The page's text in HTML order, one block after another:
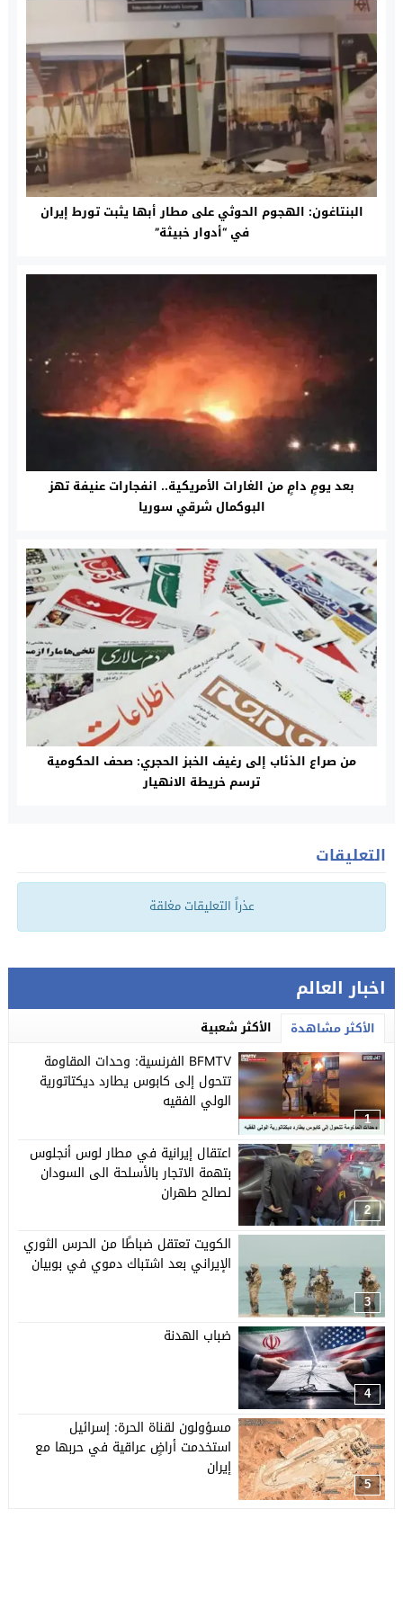
البنتاغون: الهجوم الحوثي على مطار أبها يثبت تورط إيران
في “أدوار خبيثة”
بعد يومٍ دامٍ من الغارات الأمريكية.. انفجارات عنيفة تهز
البوكمال شرقي سوريا
من صراع الذئاب إلى رغيف الخبز الحجري: صحف الحکومیة
ترسم خريطة الانهيار
التعليقات
عذراً التعليقات مغلقة
اخبار العالم
الأكثر مشاهدة الأكثر شعبية
1
BFMTV الفرنسية: وحدات المقاومة
تتحول إلى كابوس يطارد ديكتاتورية
الولي الفقيه
2
اعتقال إيرانية في مطار لوس أنجلوس
بتهمة الاتجار بالأسلحة الى السودان
لصالح طهران
3
الكويت تعتقل ضباطًا من الحرس الثوري
الإيراني بعد اشتباك دموي في بوبيان
4
ضباب الهدنة
5
مسؤولون لقناة الحرة: إسرائيل
استخدمت أراضٍ عراقية في حربها مع
إيران